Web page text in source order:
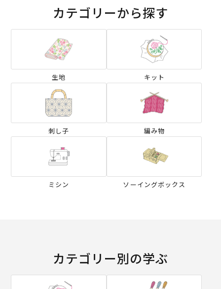
カテゴリーから探す
生地 キット
刺し子 編み物
ミシン ソーイングボックス
カテゴリー別の学ぶ